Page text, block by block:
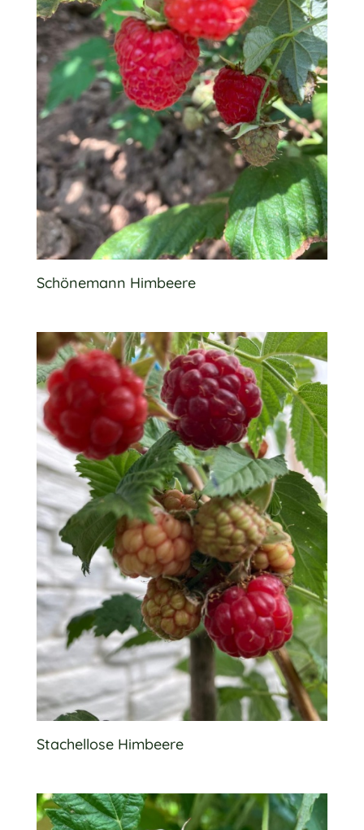
Schönemann Himbeere
Stachellose Himbeere